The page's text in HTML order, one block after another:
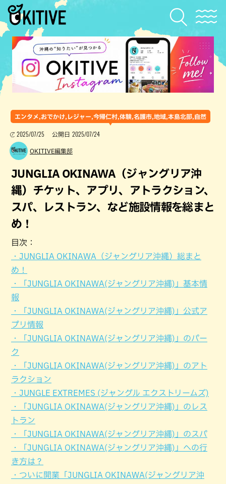
エンタメ,おでかけ,レジャー,今帰仁村,体験,名護市,地域,本島北部,自然
2025/07/25 公開日 2025/07/24
OKITIVE編集部
JUNGLIA OKINAWA（ジャングリア沖
縄）チケット、アプリ、アトラクション、
スパ、レストラン、など施設情報を総まと
め！
目次：
・JUNGLIA OKINAWA（ジャングリア沖縄）総まと
め！
・「JUNGLIA OKINAWA(ジャングリア沖縄)」基本情
報
・「JUNGLIA OKINAWA(ジャングリア沖縄)」公式ア
プリ情報
・「JUNGLIA OKINAWA(ジャングリア沖縄)」のパー
ク
・「JUNGLIA OKINAWA(ジャングリア沖縄)」のアト
ラクション
・JUNGLE EXTREMES (ジャングル エクストリームズ)
・「JUNGLIA OKINAWA(ジャングリア沖縄)」のレス
トラン
・「JUNGLIA OKINAWA(ジャングリア沖縄)」のスパ
・「JUNGLIA OKINAWA(ジャングリア沖縄)」への行
き方は？
・ついに開業「JUNGLIA OKINAWA(ジャングリア沖